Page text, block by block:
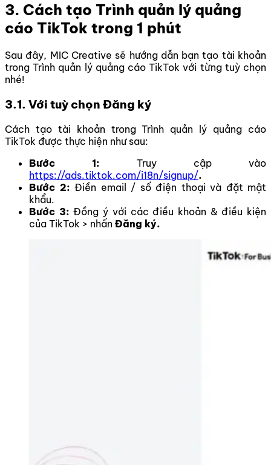
3. Cách tạo Trình quản lý quảng
cáo TikTok trong 1 phút
Sau đây, MIC Creative sẽ hướng dẫn bạn tạo tài khoản
trong Trình quản lý quảng cáo TikTok với từng tuỳ chọn
nhé!
3.1. Với tuỳ chọn Đăng ký
Cách tạo tài khoản trong Trình quản lý quảng cáo
TikTok được thực hiện như sau:
Bước 1: Truy cập vào
https://ads.tiktok.com/i18n/signup/.
Bước 2: Điền email / số điện thoại và đặt mật
khẩu.
Bước 3: Đồng ý với các điều khoản & điều kiện
của TikTok > nhấn Đăng ký.